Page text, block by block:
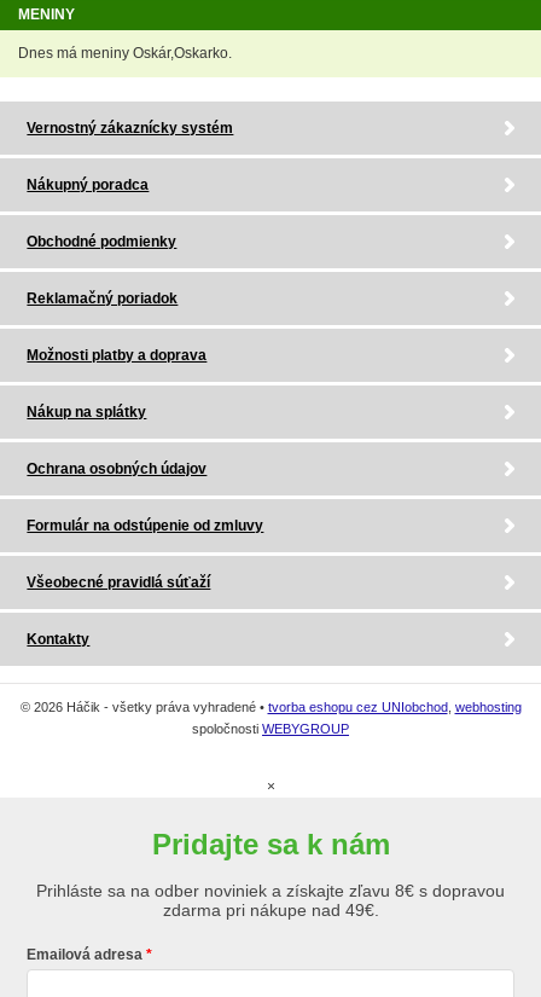
MENINY
Dnes má meniny Oskár,Oskarko.
Vernostný zákaznícky systém
Nákupný poradca
Obchodné podmienky
Reklamačný poriadok
Možnosti platby a doprava
Nákup na splátky
Ochrana osobných údajov
Formulár na odstúpenie od zmluvy
Všeobecné pravidlá súťaží
Kontakty
© 2026 Háčik - všetky práva vyhradené • tvorba eshopu cez UNIobchod webhosting
spoločnosti WEBYGROUP
×
Pridajte sa k nám
Prihláste sa na odber noviniek a získajte zľavu 8€ s dopravou
zdarma pri nákupe nad 49€.
Emailová adresa